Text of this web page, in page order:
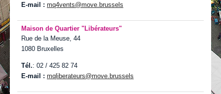
E-mail : mq4vents@move.brussels
Maison de Quartier "Libérateurs"
Rue de la Meuse, 44
1080 Bruxelles
Tél.: 02 / 425 82 74
E-mail : mqliberateurs@move.brussels